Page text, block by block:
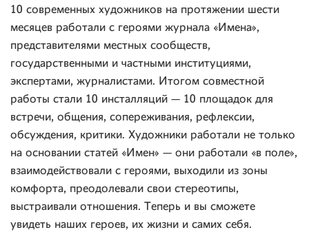
10 современных художников на протяжении шести
месяцев работали с героями журнала «Имена»,
представителями местных сообществ,
государственными и частными институциями,
экспертами, журналистами. Итогом совместной
работы стали 10 инсталляций — 10 площадок для
встречи, общения, сопереживания, рефлексии,
обсуждения, критики. Художники работали не только
на основании статей «Имен» — они работали «в поле»,
взаимодействовали с героями, выходили из зоны
комфорта, преодолевали свои стереотипы,
выстраивали отношения. Теперь и вы сможете
увидеть наших героев, их жизни и самих себя.